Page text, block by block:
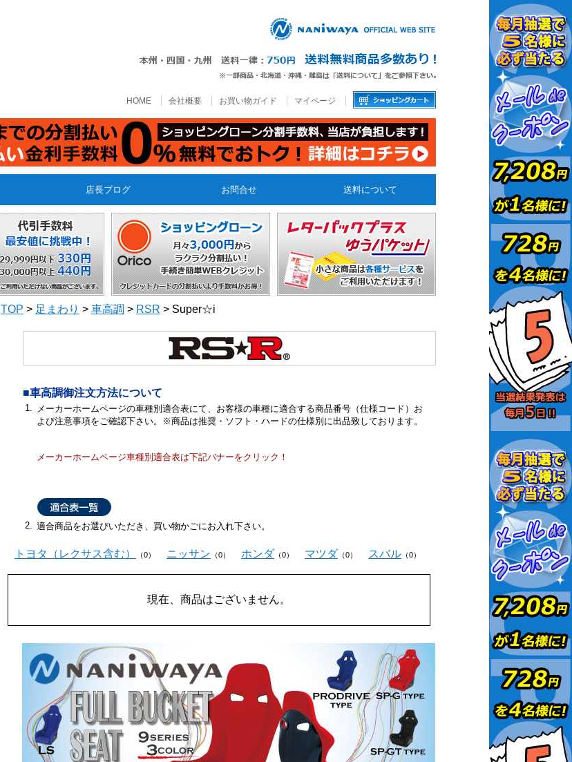
HOME 会社概要 お買い物ガイド マイページ
店長ブログ お問合せ 送料について
TOP > 足まわり > 車高調 > RSR > Super☆i
■車高調御注文方法について
1. メーカーホームページの車種別適合表にて、お客様の車種に適合する商品番号（仕様コード）お
よび注意事項をご確認下さい。※商品は推奨・ソフト・ハードの仕様別に出品致しております。
メーカーホームページ車種別適合表は下記バナーをクリック！
2. 適合商品をお選びいただき、買い物かごにお入れ下さい。
トヨタ（レクサス含む） （0） ニッサン （0） ホンダ （0） マツダ （0） スバル （0）
現在、商品はございません。